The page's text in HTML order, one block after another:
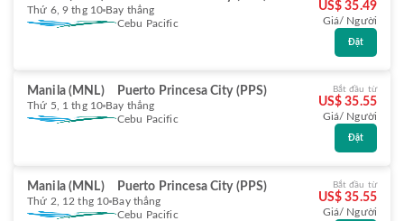
Thứ 6, 9 thg 10 Bay thẳng
Cebu Pacific
US$ 35.49
Giá/ Người
Đặt
Manila (MNL) Puerto Princesa City (PPS)
Thứ 5, 1 thg 10 Bay thẳng
Cebu Pacific
Bắt đầu từ
US$ 35.55
Giá/ Người
Đặt
Manila (MNL) Puerto Princesa City (PPS)
Thứ 2, 12 thg 10 Bay thẳng
Cebu Pacific
Bắt đầu từ
US$ 35.55
Giá/ Người